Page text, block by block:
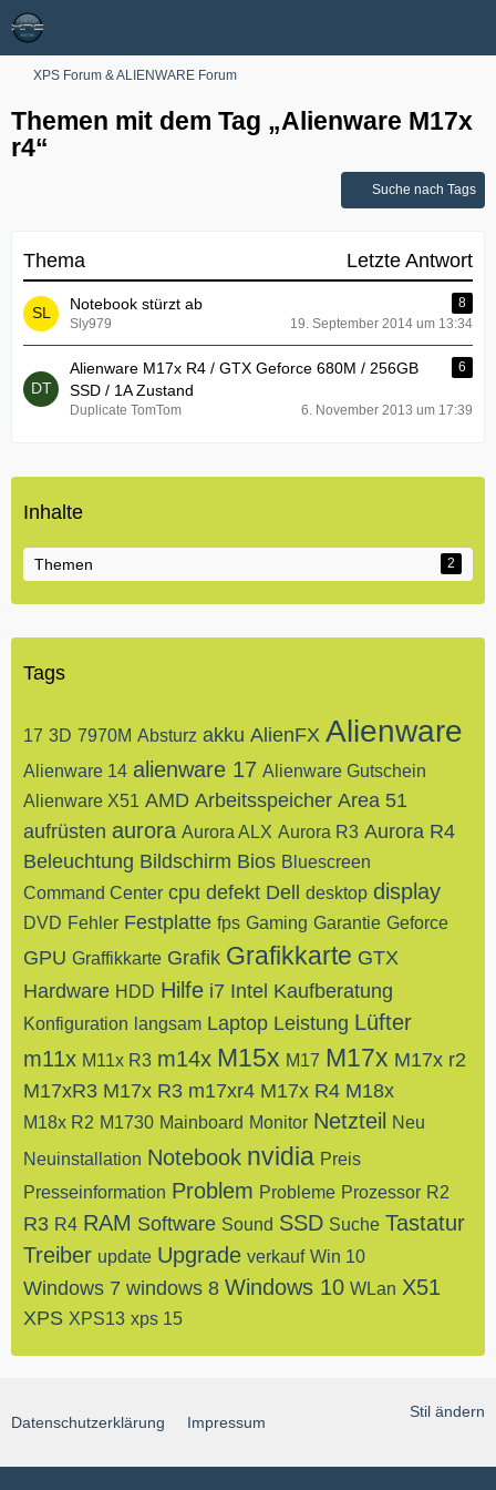
XPS Forum & ALIENWARE Forum
Themen mit dem Tag „Alienware M17x
r4“
Suche nach Tags
Thema Letzte Antwort
Notebook stürzt ab
8
Sly979
19. September 2014 um 13:34
Alienware M17x R4 / GTX Geforce 680M / 256GB
SSD / 1A Zustand
6
Duplicate TomTom 6. November 2013 um 17:39
Inhalte
Themen 2
Tags
17 3D 7970M Absturz akku AlienFX Alienware
Alienware 14 alienware 17 Alienware Gutschein
Alienware X51 AMD Arbeitsspeicher Area 51
aufrüsten aurora Aurora ALX Aurora R3 Aurora R4
Beleuchtung Bildschirm Bios Bluescreen
Command Center cpu defekt Dell desktop display
DVD Fehler Festplatte fps Gaming Garantie Geforce
GPU Graffikkarte Grafik Grafikkarte GTX
Hardware HDD Hilfe i7 Intel Kaufberatung
Konfiguration langsam Laptop Leistung Lüfter
m11x M11x R3 m14x M15x M17 M17x M17x r2
M17xR3 M17x R3 m17xr4 M17x R4 M18x
M18x R2 M1730 Mainboard Monitor Netzteil
Neu
Neuinstallation Notebook nvidia Preis
Presseinformation Problem Probleme Prozessor R2
R3 R4 RAM Software Sound SSD Suche Tastatur
Treiber update Upgrade verkauf Win 10
Windows 7 windows 8 Windows 10 WLan X51
XPS XPS13 xps 15
Stil ändern
Datenschutzerklärung Impressum